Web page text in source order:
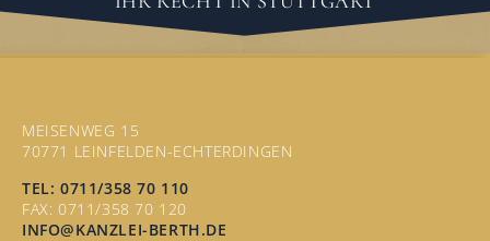
MEISENWEG 15
70771 LEINFELDEN-ECHTERDINGEN
TEL: 0711/358 70 110
FAX: 0711/358 70 120
INFO@KANZLEI-BERTH.DE